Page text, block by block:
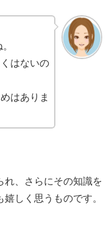
はないの
はありま
れ、さらにその知識を
しく思うものです。